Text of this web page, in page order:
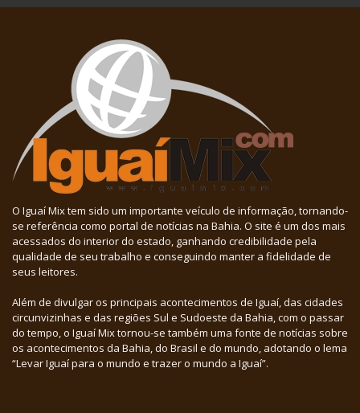
O Iguaí Mix tem sido um importante veículo de informação, tornando-
se referência como portal de notícias na Bahia. O site é um dos mais
acessados do interior do estado, ganhando credibilidade pela
qualidade de seu trabalho e conseguindo manter a fidelidade de
seus leitores.
Além de divulgar os principais acontecimentos de Iguaí, das cidades
circunvizinhas e das regiões Sul e Sudoeste da Bahia, com o passar
do tempo, o Iguaí Mix tornou-se também uma fonte de notícias sobre
os acontecimentos da Bahia, do Brasil e do mundo, adotando o lema
“Levar Iguaí para o mundo e trazer o mundo a Iguaí”.